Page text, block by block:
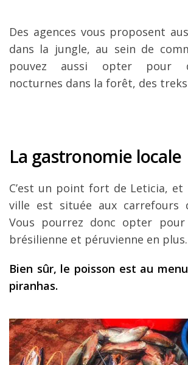
Des agences vous proposent
dans la jungle, au sein de
pouvez aussi opter pour
nocturnes dans la forêt, des
La gastronomie locale
C’est un point fort de Leticia, et
ville est située aux carrefours
Vous pourrez donc opter
brésilienne et péruvienne en plus.
Bien sûr, le poisson est au
piranhas.